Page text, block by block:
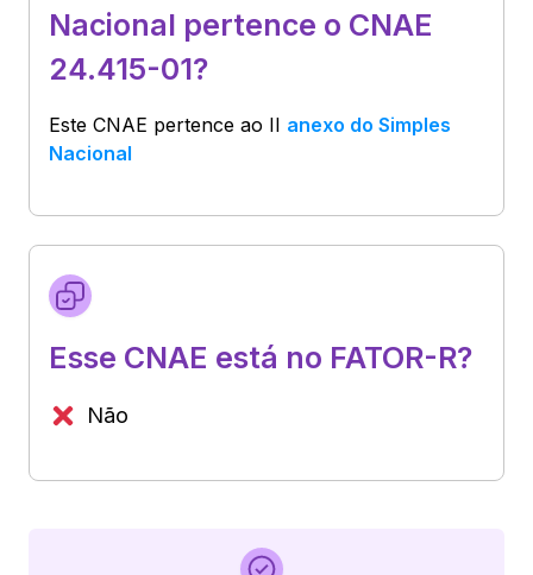
Nacional pertence o CNAE
24.415-01?
Este CNAE pertence ao II anexo do Simples
Nacional
Esse CNAE está no FATOR-R?
Não